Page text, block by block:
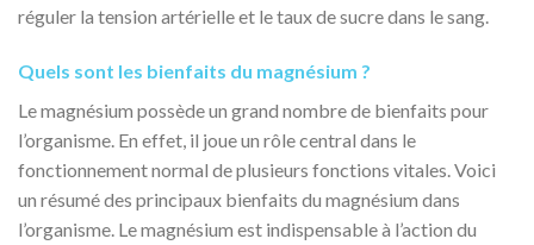
réguler la tension artérielle et le taux de sucre dans le sang.
Quels sont les bienfaits du magnésium ?
Le magnésium possède un grand nombre de bienfaits pour
l’organisme. En effet, il joue un rôle central dans le
fonctionnement normal de plusieurs fonctions vitales. Voici
un résumé des principaux bienfaits du magnésium dans
l’organisme. Le magnésium est indispensable à l’action du